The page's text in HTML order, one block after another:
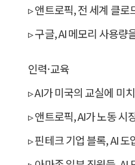
▹ 앤트로픽, 전 세계 클로
▹ 구글, AI 메모리 사용량
인력·교육
▹ AI가 미국의 교실에 미
▹ 앤트로픽, AI가 노동 시
▹ 핀테크 기업 블록, AI